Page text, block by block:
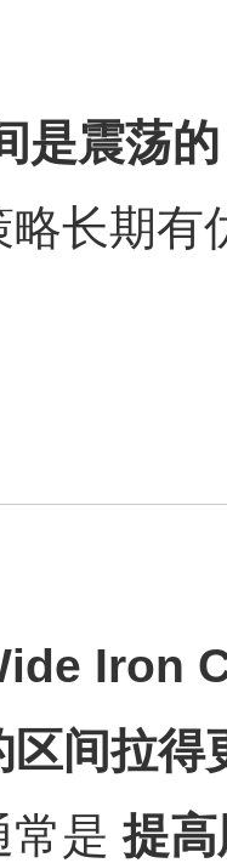
是震荡的
略长期有
Iron
间拉得
常是提